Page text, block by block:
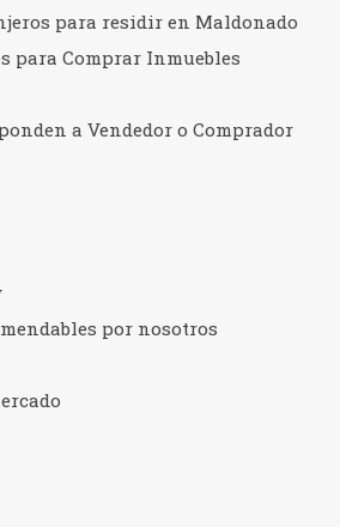
para residir en Maldonado
para Comprar Inmuebles
a Vendedor o Comprador
por nosotros